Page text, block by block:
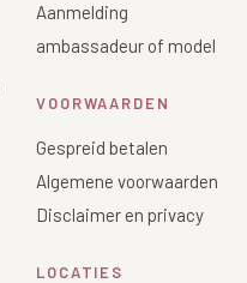
Aanmelding
ambassadeur of model
VOORWAARDEN
Gespreid betalen
Algemene voorwaarden
Disclaimer en privacy
LOCATIES